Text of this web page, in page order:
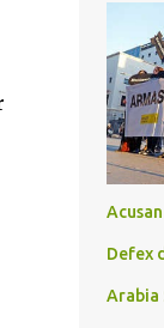
Defex
Arabia